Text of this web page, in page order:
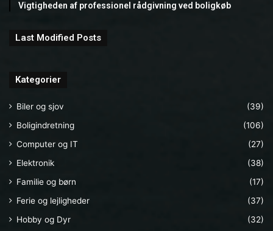
Vigtigheden af professionel rådgivning ved boligkøb
Last Modified Posts
Kategorier
Biler og sjov
(39)
Boligindretning
(106)
Computer og IT
(27)
Elektronik
(38)
Familie og børn
(17)
Ferie og lejligheder
(37)
Hobby og Dyr
(32)